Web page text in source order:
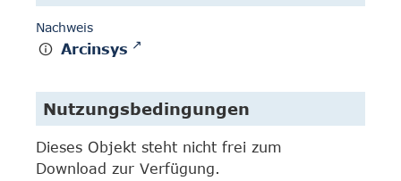
Nachweis
Arcinsys
Nutzungsbedingungen
Dieses Objekt steht nicht frei zum
Download zur Verfügung.